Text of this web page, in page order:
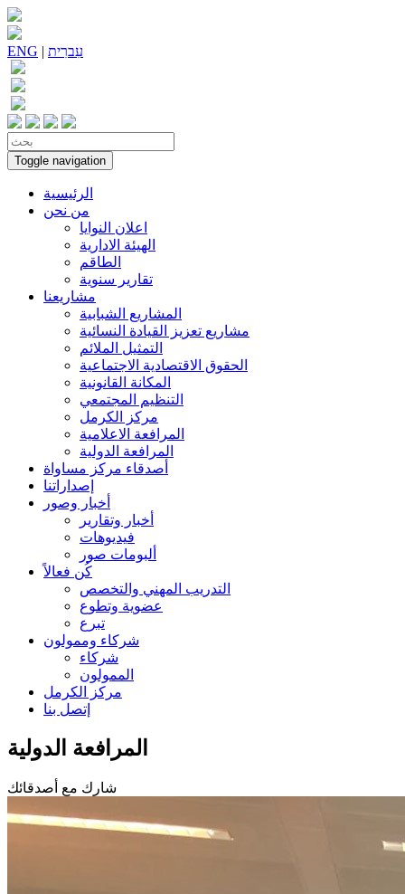
ENG | עִברִית
Toggle navigation
الرئيسية
من نحن
اعلان النوايا
الهيئة الادارية
الطاقم
تقارير سنوية
مشاريعنا
المشاريع الشبابية
مشاريع تعزيز القيادة النسائية
التمثيل الملائم
الحقوق الاقتصادية الاجتماعية
المكانة القانونية
التنظيم المجتمعي
مركز الكرمل
المرافعة الاعلامية
المرافعة الدولية
أصدقاء مركز مساواة
إصداراتنا
أخبار وصور
أخبار وتقارير
فيديوهات
ألبومات صور
كُن فعالاً
التدريب المهني والتخصص
عضوية وتطوع
تبرع
شركاء وممولون
شركاء
الممولون
مركز الكرمل
إتصل بنا
المرافعة الدولية
شارك مع أصدقائك